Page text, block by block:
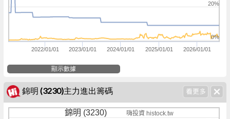
2022/01/01 2023/01/01 2024/01/01 2025/01/01 2026/01/01
0%
20%
顯示數據
錦明 (3230)主力進出籌碼
錦明 (3230) 嗨投資 histock.tw